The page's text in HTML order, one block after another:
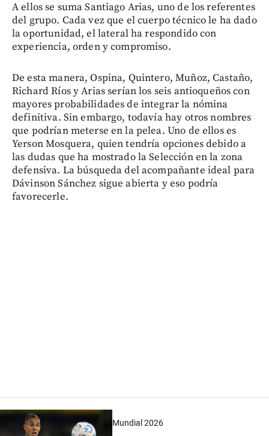
A ellos se suma Santiago Arias, uno de los referentes
del grupo. Cada vez que el cuerpo técnico le ha dado
la oportunidad, el lateral ha respondido con
experiencia, orden y compromiso.
De esta manera, Ospina, Quintero, Muñoz, Castaño,
Richard Ríos y Arias serían los seis antioqueños con
mayores probabilidades de integrar la nómina
definitiva. Sin embargo, todavía hay otros nombres
que podrían meterse en la pelea. Uno de ellos es
Yerson Mosquera, quien tendría opciones debido a
las dudas que ha mostrado la Selección en la zona
defensiva. La búsqueda del acompañante ideal para
Dávinson Sánchez sigue abierta y eso podría
favorecerle.
Mundial 2026